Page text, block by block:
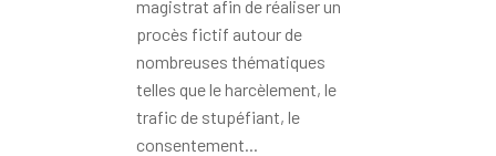
magistrat afin de réaliser un
procès fictif autour de
nombreuses thématiques
telles que le harcèlement, le
trafic de stupéfiant, le
consentement...